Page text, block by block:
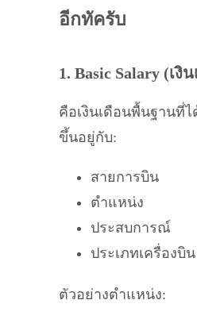
อีกทัครับ
1. Basic Salary (เงิ
คือเงินเดือนพื้นฐานที่
ขึ้นอยู่กับ:
สายการบิน
ตำแหน่ง
ประสบการณ์
ประเภทเครื่องบิน
ตัวอย่างตำแหน่ง: